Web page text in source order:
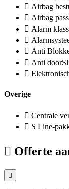
Airbag
Airbag
Alarm
Anti
Anti
Overige
Centrale
S Line-
Offerte